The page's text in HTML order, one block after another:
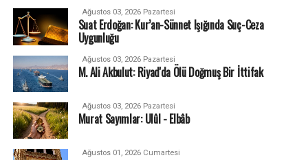
Ağustos 03, 2026 Pazartesi
Suat Erdoğan: Kur’an-Sünnet Işığında Suç-Ceza
Uygunluğu
Ağustos 03, 2026 Pazartesi
M. Ali Akbulut: Riyad'da Ölü Doğmuş Bir İttifak
Ağustos 03, 2026 Pazartesi
Murat Sayımlar: Ulûl - Elbâb
Ağustos 01, 2026 Cumartesi